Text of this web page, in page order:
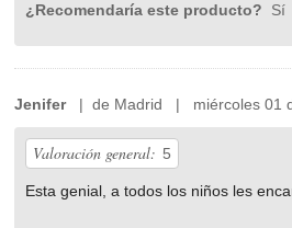
¿Recomendaría este producto? Sí
Jenifer| de Madrid | miércoles 01
Valoración general: 5
Esta genial, a todos los niños les